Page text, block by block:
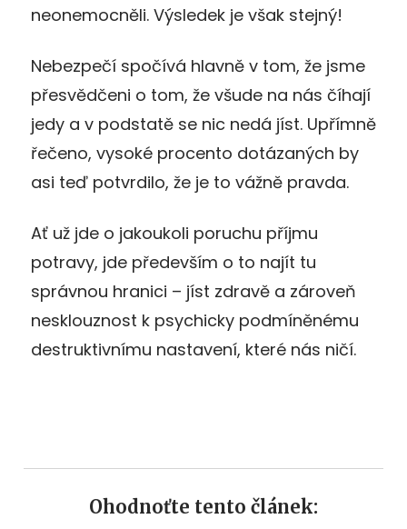
neonemocněli. Výsledek je však stejný!
Nebezpečí spočívá hlavně v tom, že jsme
přesvědčeni o tom, že všude na nás číhají
jedy a v podstatě se nic nedá jíst. Upřímně
řečeno, vysoké procento dotázaných by
asi teď potvrdilo, že je to vážně pravda.
Ať už jde o jakoukoli poruchu příjmu
potravy, jde především o to najít tu
správnou hranici – jíst zdravě a zároveň
nesklouznost k psychicky podmíněnému
destruktivnímu nastavení, které nás ničí.
Ohodnoťte tento článek: